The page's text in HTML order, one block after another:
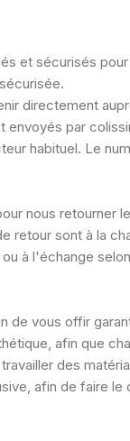
et sécurisés
directement
par
habituel. Le
nous
sont à la
à l'échange
vous offir
afin que
des
afin de faire